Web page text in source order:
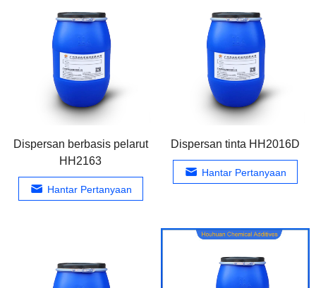
Dispersan berbasis pelarut
HH2163
Hantar Pertanyaan
Dispersan tinta HH2016D
Hantar Pertanyaan